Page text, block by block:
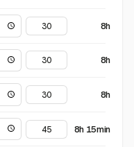
8h
8h
8h
8h 15min